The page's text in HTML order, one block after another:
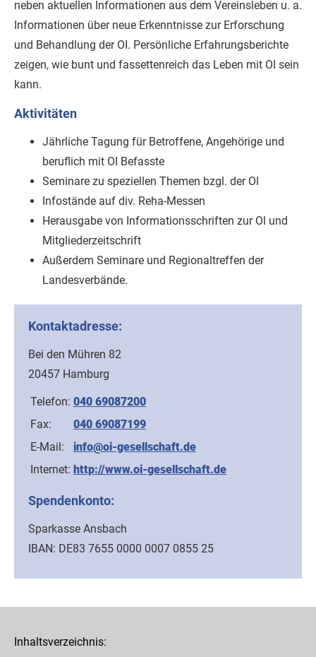
neben aktuellen Informationen aus dem Vereinsleben u. a.
Informationen über neue Erkenntnisse zur Erforschung
und Behandlung der OI. Persönliche Erfahrungsberichte
zeigen, wie bunt und fassettenreich das Leben mit OI sein
kann.
Aktivitäten
Jährliche Tagung für Betroffene, Angehörige und
beruflich mit OI Befasste
Seminare zu speziellen Themen bzgl. der Ol
Infostände auf div. Reha-Messen
Herausgabe von Informationsschriften zur Ol und
Mitgliederzeitschrift
Außerdem Seminare und Regionaltreffen der
Landesverbände.
Kontaktadresse:
Bei den Mühren 82
20457 Hamburg
Telefon: 040 69087200
Fax:
040 69087199
E-Mail:
info@oi-gesellschaft.de
Internet: http://www.oi-gesellschaft.de
Spendenkonto:
Sparkasse Ansbach
IBAN: DE83 7655 0000 0007 0855 25
Inhaltsverzeichnis: